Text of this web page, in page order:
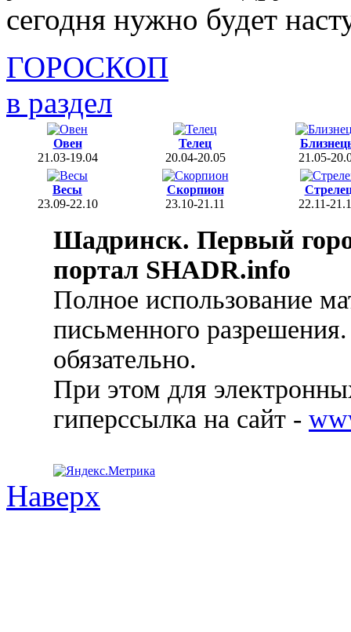
сегодня нужно будет
ГОРОСКОП
в раздел
Овен
21.03-19.04
Телец
20.04-20.05
21.05-
Весы
23.09-22.10
Скорпион
23.10-21.11
22.11-
Шадринск. Первый
портал SHADR.info
Полное использование
письменного
обязательно.
При этом для
гиперссылка на сайт -
Наверх